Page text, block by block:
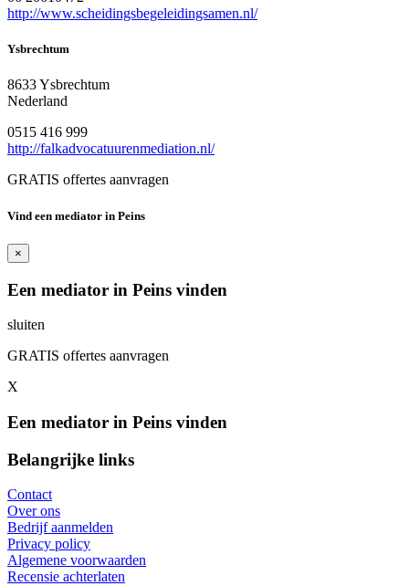
http://www.scheidingsbegeleidingsamen.nl/
Ysbrechtum
8633 Ysbrechtum
Nederland
0515 416 999
http://falkadvocatuurenmediation.nl/
GRATIS offertes aanvragen
Vind een mediator in Peins
×
Een mediator in Peins vinden
sluiten
GRATIS offertes aanvragen
X
Een mediator in Peins vinden
Belangrijke links
Contact
Over ons
Bedrijf aanmelden
Privacy policy
Algemene voorwaarden
Recensie achterlaten